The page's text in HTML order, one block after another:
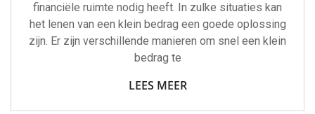
financiële ruimte nodig heeft. In zulke situaties kan
het lenen van een klein bedrag een goede oplossing
zijn. Er zijn verschillende manieren om snel een klein
bedrag te
LEES MEER